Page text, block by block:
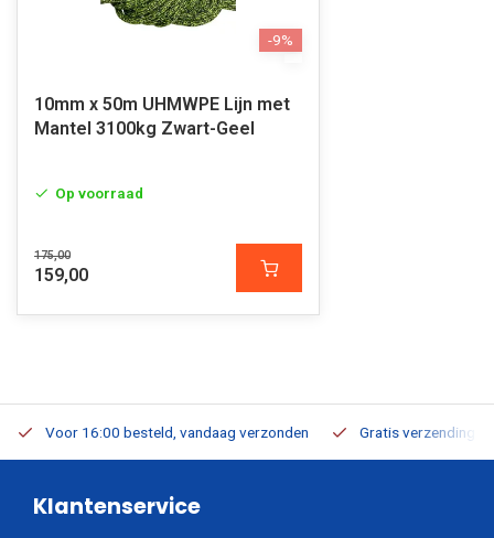
-9%
10mm x 50m UHMWPE Lijn met
Mantel 3100kg Zwart-Geel
Op voorraad
175,00
159,00
Voor 16:00 besteld, vandaag verzonden Gratis verzending
Klantenservice